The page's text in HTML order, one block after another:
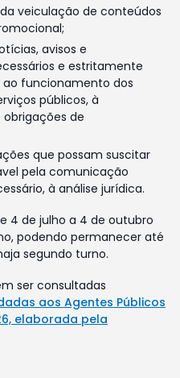
veiculação de conteúdos
avisos e
e estritamente
funcionamento dos
públicos, à
de
que possam suscitar
pela comunicação
à análise jurídica.
4 de julho a 4 de outubro
podendo permanecer até
segundo turno.
ser consultadas
aos Agentes Públicos
elaborada pela